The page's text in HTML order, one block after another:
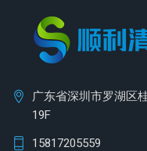
广东省深圳市罗湖区
19F
15817205559